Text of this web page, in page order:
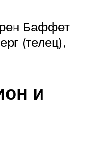
Баффет
(телец),
и